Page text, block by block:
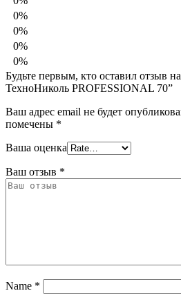
0%
0%
0%
0%
Будьте первым, кто оставил отзыв
ТехноНиколь PROFESSIONAL 70”
Ваш адрес email не будет
помечены *
Ваша оценка
Ваш отзыв *
Name *